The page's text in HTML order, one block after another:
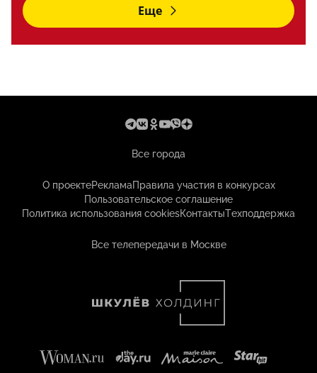
Еще
Все города
О проектеРекламаПравила участия в конкурсах
Пользовательское соглашение
Политика использования cookiesКонтактыТехподдержка
Все телепередачи в Москве